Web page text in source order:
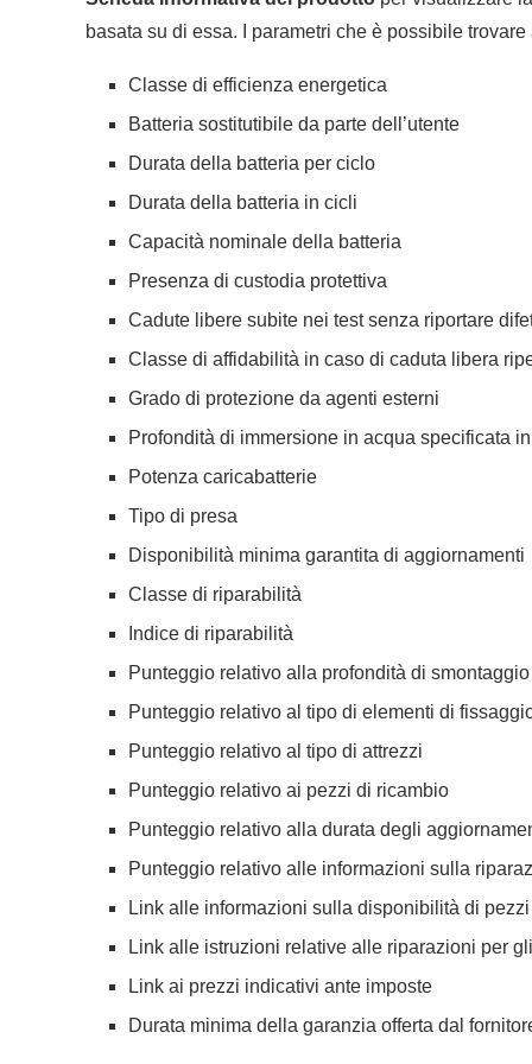
basata su di essa. I parametri che è possibile
Classe di efficienza energetica
Batteria sostitutibile da parte dell’utente
Durata della batteria per ciclo
Durata della batteria in cicli
Capacità nominale della batteria
Presenza di custodia protettiva
Cadute libere subite nei test senza riportare
Classe di affidabilità in caso di caduta libera
Grado di protezione da agenti esterni
Profondità di immersione in acqua specificata
Potenza caricabatterie
Tipo di presa
Disponibilità minima garantita di aggiornamenti
Classe di riparabilità
Indice di riparabilità
Punteggio relativo alla profondità di smontaggio
Punteggio relativo al tipo di elementi di
Punteggio relativo al tipo di attrezzi
Punteggio relativo ai pezzi di ricambio
Punteggio relativo alla durata degli
Punteggio relativo alle informazioni sulla
Link alle informazioni sulla disponibilità di
Link alle istruzioni relative alle riparazioni per
Link ai prezzi indicativi ante imposte
Durata minima della garanzia offerta dal